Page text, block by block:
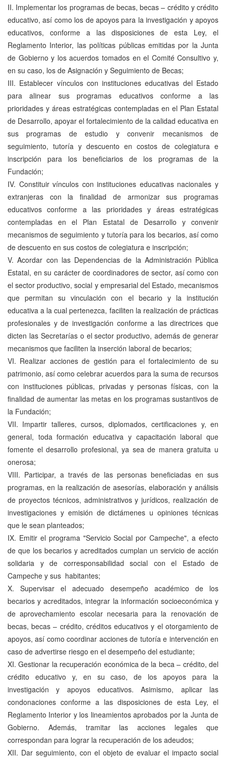
II. Implementar los programas de becas, becas – crédito y crédito
educativo, así como los de apoyos para la investigación y apoyos
educativos, conforme a las disposiciones de esta Ley, el
Reglamento Interior, las políticas públicas emitidas por la Junta
de Gobierno y los acuerdos tomados en el Comité Consultivo y,
en su caso, los de Asignación y Seguimiento de Becas;
III. Establecer vínculos con instituciones educativas del Estado
para alinear sus programas educativos conforme a las
prioridades y áreas estratégicas contempladas en el Plan Estatal
de Desarrollo, apoyar el fortalecimiento de la calidad educativa en
sus programas de estudio y convenir mecanismos de
seguimiento, tutoría y descuento en costos de colegiatura e
inscripción para los beneficiarios de los programas de la
Fundación;
IV. Constituir vínculos con instituciones educativas nacionales y
extranjeras con la finalidad de armonizar sus programas
educativos conforme a las prioridades y áreas estratégicas
contempladas en el Plan Estatal de Desarrollo y convenir
mecanismos de seguimiento y tutoría para los becarios, así como
de descuento en sus costos de colegiatura e inscripción;
V. Acordar con las Dependencias de la Administración Pública
Estatal, en su carácter de coordinadores de sector, así como con
el sector productivo, social y empresarial del Estado, mecanismos
que permitan su vinculación con el becario y la institución
educativa a la cual pertenezca, faciliten la realización de prácticas
profesionales y de investigación conforme a las directrices que
dicten las Secretarías o el sector productivo, además de generar
mecanismos que faciliten la inserción laboral de becarios;
VI. Realizar acciones de gestión para el fortalecimiento de su
patrimonio, así como celebrar acuerdos para la suma de recursos
con instituciones públicas, privadas y personas físicas, con la
finalidad de aumentar las metas en los programas sustantivos de
la Fundación;
VII. Impartir talleres, cursos, diplomados, certificaciones y, en
general, toda formación educativa y capacitación laboral que
fomente el desarrollo profesional, ya sea de manera gratuita u
onerosa;
VIII. Participar, a través de las personas beneficiadas en sus
programas, en la realización de asesorías, elaboración y análisis
de proyectos técnicos, administrativos y jurídicos, realización de
investigaciones y emisión de dictámenes u opiniones técnicas
que le sean planteados;
IX. Emitir el programa "Servicio Social por Campeche", a efecto
de que los becarios y acreditados cumplan un servicio de acción
solidaria y de corresponsabilidad social con el Estado de
Campeche y sus habitantes;
X. Supervisar el adecuado desempeño académico de los
becarios y acreditados, integrar la información socioeconómica y
de aprovechamiento escolar necesaria para la renovación de
becas, becas – crédito, créditos educativos y el otorgamiento de
apoyos, así como coordinar acciones de tutoría e intervención en
caso de advertirse riesgo en el desempeño del estudiante;
XI. Gestionar la recuperación económica de la beca – crédito, del
crédito educativo y, en su caso, de los apoyos para la
investigación y apoyos educativos. Asimismo, aplicar las
condonaciones conforme a las disposiciones de esta Ley, el
Reglamento Interior y los lineamientos aprobados por la Junta de
Gobierno. Además, tramitar las acciones legales que
correspondan para lograr la recuperación de los adeudos;
XII. Dar seguimiento, con el objeto de evaluar el impacto social